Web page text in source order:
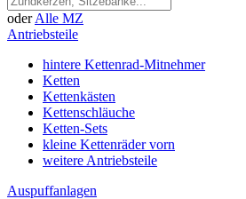
oder Alle MZ
Antriebsteile
hintere Kettenrad-Mitnehmer
Ketten
Kettenkästen
Kettenschläuche
Ketten-Sets
kleine Kettenräder vorn
weitere Antriebsteile
Auspuffanlagen